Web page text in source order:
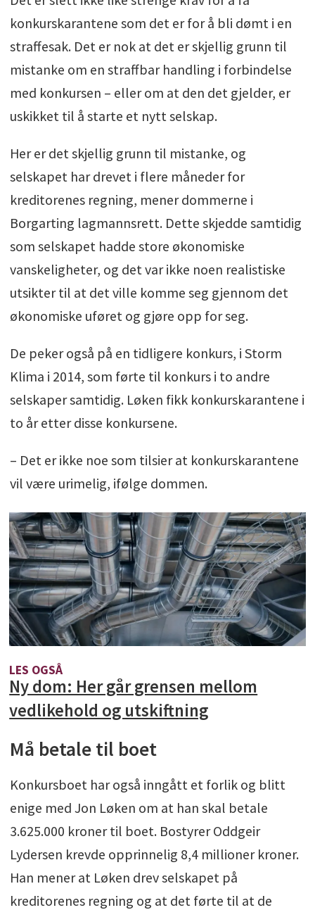
konkurskarantene som det er for å bli dømt i en
straffesak. Det er nok at det er skjellig grunn til
mistanke om en straffbar handling i forbindelse
med konkursen – eller om at den det gjelder, er
uskikket til å starte et nytt selskap.
Her er det skjellig grunn til mistanke, og
selskapet har drevet i flere måneder for
kreditorenes regning, mener dommerne i
Borgarting lagmannsrett. Dette skjedde samtidig
som selskapet hadde store økonomiske
vanskeligheter, og det var ikke noen realistiske
utsikter til at det ville komme seg gjennom det
økonomiske uføret og gjøre opp for seg.
De peker også på en tidligere konkurs, i Storm
Klima i 2014, som førte til konkurs i to andre
selskaper samtidig. Løken fikk konkurskarantene i
to år etter disse konkursene.
– Det er ikke noe som tilsier at konkurskarantene
vil være urimelig, ifølge dommen.
LES OGSÅ
Ny dom: Her går grensen mellom
vedlikehold og utskiftning
Må betale til boet
Konkursboet har også inngått et forlik og blitt
enige med Jon Løken om at han skal betale
3.625.000 kroner til boet. Bostyrer Oddgeir
Lydersen krevde opprinnelig 8,4 millioner kroner.
Han mener at Løken drev selskapet på
kreditorenes regning og at det førte til at de